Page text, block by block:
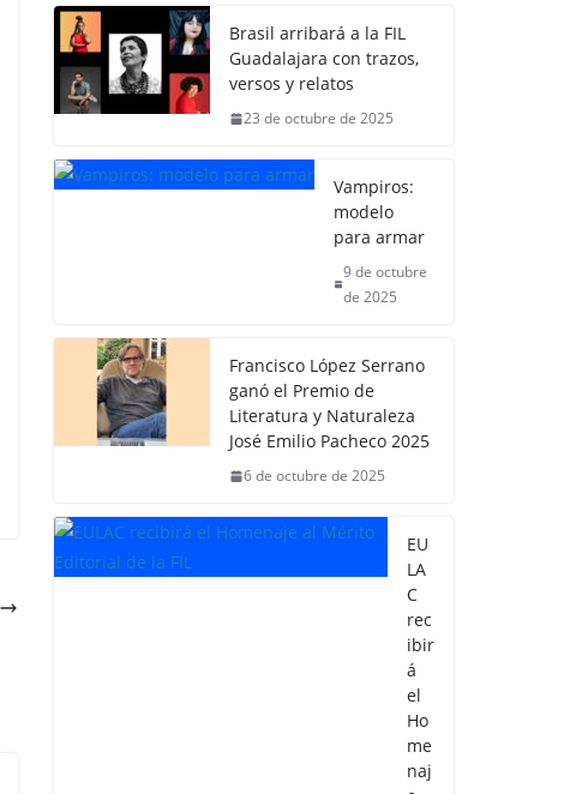
Brasil arribará a la FIL
Guadalajara con trazos,
versos y relatos
23 de octubre de 2025
Vampiros:
modelo
para armar
9 de octubre
de 2025
Francisco López Serrano
ganó el Premio de
Literatura y Naturaleza
José Emilio Pacheco 2025
6 de octubre de 2025
EU
LA
C
rec
ibir
á
el
Ho
me
naj